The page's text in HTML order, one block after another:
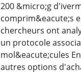
200 &micro;g
comprim&eacute;s
chercheurs ont
un protocole
mol&eacute;cules
autres options